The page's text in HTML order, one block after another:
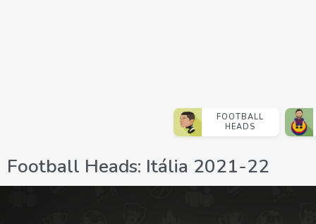
FOOTBALL
HEADS
Football Heads: Itália 2021-22